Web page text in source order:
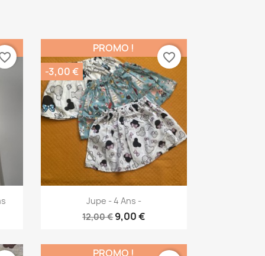
Aperçu rapide
Jupe - 4 Ans -
12,00 €9,00 €
PROMO !
-3,00 €
favorite_border
PROMO !